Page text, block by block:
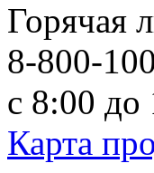
Горячая
8-800-
с 8:00 до
Карта